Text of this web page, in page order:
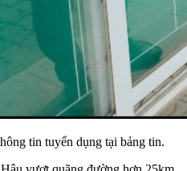
tin tuyển dụng tại bảng tin.